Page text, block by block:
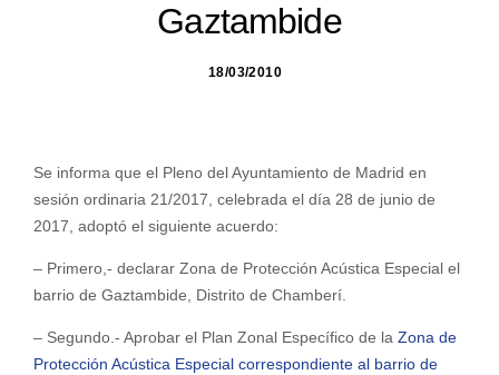
Gaztambide
18/03/2010
Se informa que el Pleno del Ayuntamiento de Madrid en
sesión ordinaria 21/2017, celebrada el día 28 de junio de
2017, adoptó el siguiente acuerdo:
– Primero,- declarar Zona de Protección Acústica Especial el
barrio de Gaztambide, Distrito de Chamberí.
– Segundo.- Aprobar el Plan Zonal Específico de la Zona de
Protección Acústica Especial correspondiente al barrio de